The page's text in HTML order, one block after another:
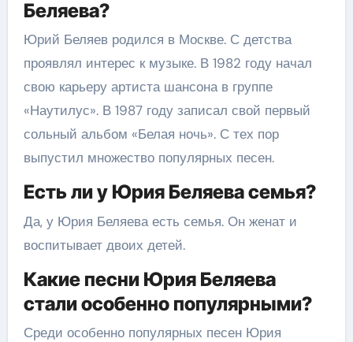
Беляева?
Юрий Беляев родился в Москве. С детства
проявлял интерес к музыке. В 1982 году начал
свою карьеру артиста шансона в группе
«Наутилус». В 1987 году записал свой первый
сольный альбом «Белая ночь». С тех пор
выпустил множество популярных песен.
Есть ли у Юрия Беляева семья?
Да, у Юрия Беляева есть семья. Он женат и
воспитывает двоих детей.
Какие песни Юрия Беляева
стали особенно популярными?
Среди особенно популярных песен Юрия